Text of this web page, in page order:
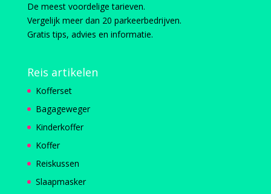
De meest voordelige tarieven.
Vergelijk meer dan 20 parkeerbedrijven.
Gratis tips, advies en informatie.
Reis artikelen
Kofferset
Bagageweger
Kinderkoffer
Koffer
Reiskussen
Slaapmasker